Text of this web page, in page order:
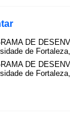
DE
de
DE
de